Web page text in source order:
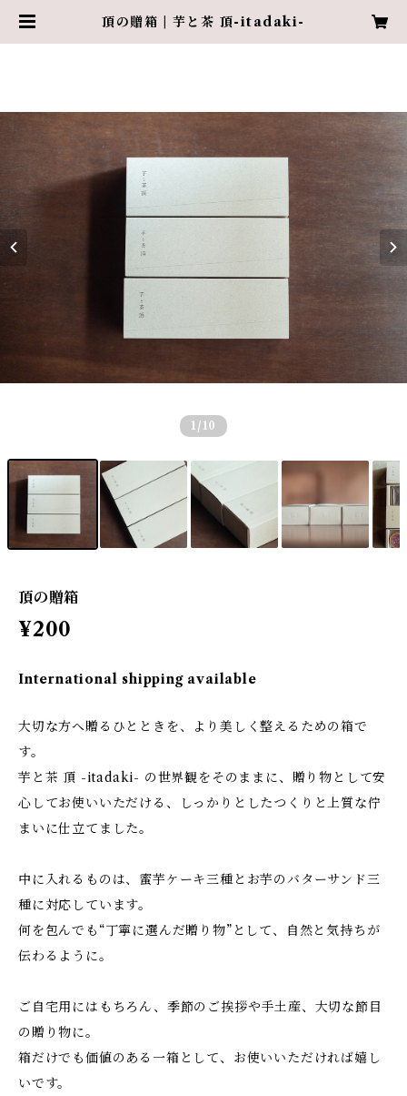
頂の贈箱 | 芋と茶 頂-itadaki-
1 /10
頂の贈箱
¥200
International shipping available
大切な方へ贈るひとときを、より美しく整えるための箱で
す。
芋と茶 頂 -itadaki- の世界観をそのままに、贈り物として安
心してお使いいただける、しっかりとしたつくりと上質な佇
まいに仕立てました。
中に入れるものは、蜜芋ケーキ三種とお芋のバターサンド三
種に対応しています。
何を包んでも“丁寧に選んだ贈り物”として、自然と気持ちが
伝わるように。
ご自宅用にはもちろん、季節のご挨拶や手土産、大切な節目
の贈り物に。
箱だけでも価値のある一箱として、お使いいただければ嬉し
いです。